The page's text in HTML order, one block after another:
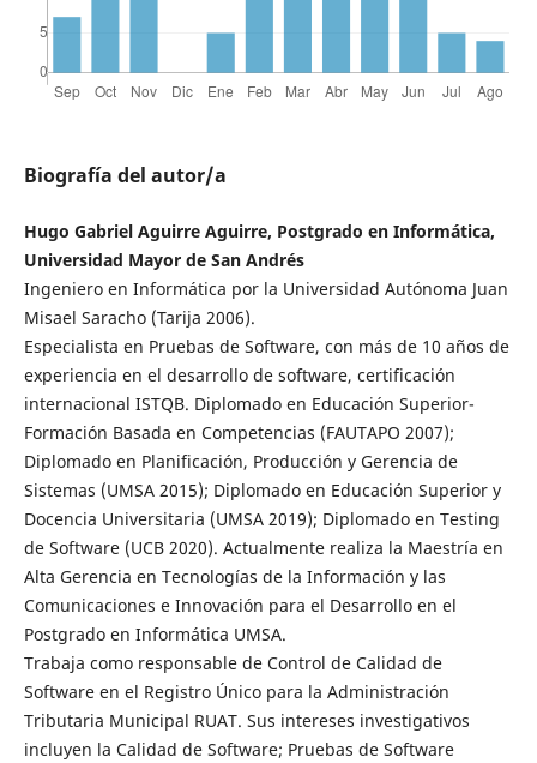
Biografía del autor/a
Hugo Gabriel Aguirre Aguirre, Postgrado en Informática,
Universidad Mayor de San Andrés
Ingeniero en Informática por la Universidad Autónoma Juan
Misael Saracho (Tarija 2006).
Especialista en Pruebas de Software, con más de 10 años de
experiencia en el desarrollo de software, certificación
internacional ISTQB. Diplomado en Educación Superior-
Formación Basada en Competencias (FAUTAPO 2007);
Diplomado en Planificación, Producción y Gerencia de
Sistemas (UMSA 2015); Diplomado en Educación Superior y
Docencia Universitaria (UMSA 2019); Diplomado en Testing
de Software (UCB 2020). Actualmente realiza la Maestría en
Alta Gerencia en Tecnologías de la Información y las
Comunicaciones e Innovación para el Desarrollo en el
Postgrado en Informática UMSA.
Trabaja como responsable de Control de Calidad de
Software en el Registro Único para la Administración
Tributaria Municipal RUAT. Sus intereses investigativos
incluyen la Calidad de Software; Pruebas de Software